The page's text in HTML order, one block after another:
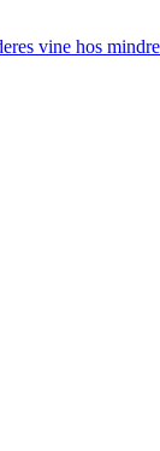
vine hos